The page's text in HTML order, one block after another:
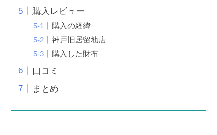
購入レビュー
購入の経緯
神戸旧居留地店
購入した財布
口コミ
まとめ